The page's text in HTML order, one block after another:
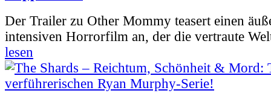
Der Trailer zu Other Mommy teasert einen
intensiven Horrorfilm an, der die vertraute
lesen